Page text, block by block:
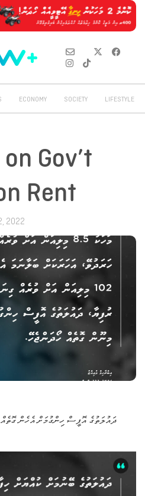
ECONOMY SOCIETY LIFESTYLE
Gov’t
Rent
2022
ދައުލަތުގެ އޮފީސް ހިންގުމަށް އެހެން